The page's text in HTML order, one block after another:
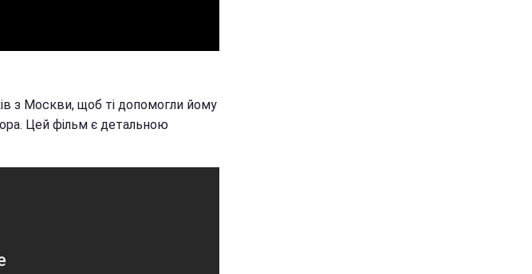
з Москви, щоб ті допомогли йому
Цей фільм є детальною